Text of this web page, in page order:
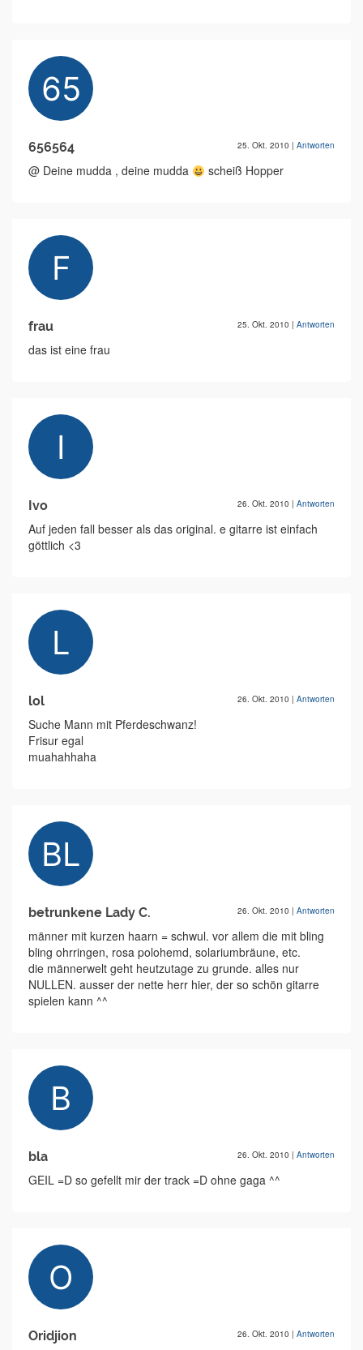
656564 25. Okt. 2010 | Antworten
@ Deine mudda , deine mudda scheiß Hopper
frau 25. Okt. 2010 | Antworten
das ist eine frau
Ivo 26. Okt. 2010 | Antworten
Auf jeden fall besser als das original. e gitarre ist einfach
göttlich <3
lol 26. Okt. 2010 | Antworten
Suche Mann mit Pferdeschwanz!
Frisur egal
muahahhaha
betrunkene Lady C. 26. Okt. 2010 | Antworten
männer mit kurzen haarn = schwul. vor allem die mit bling
bling ohrringen, rosa polohemd, solariumbräune, etc.
die männerwelt geht heutzutage zu grunde. alles nur
NULLEN. ausser der nette herr hier, der so schön gitarre
spielen kann ^^
bla 26. Okt. 2010 | Antworten
GEIL =D so gefellt mir der track =D ohne gaga ^^
Oridjion 26. Okt. 2010 | Antworten